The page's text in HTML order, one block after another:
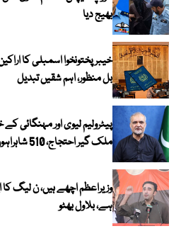
بھیج دیا
خیبرپختونخوا اسمبلی کا
بل منظور، اہم شقیں تبدیل
پیٹرولیم لیوی اور مہنگائی
ملک گیر احتجاج، 510 شاہراہوں پر دھرنوں کا اعلان
وزیراعظم اچھے ہیں، ن لیگ کا
ہے، بلاول بھٹو